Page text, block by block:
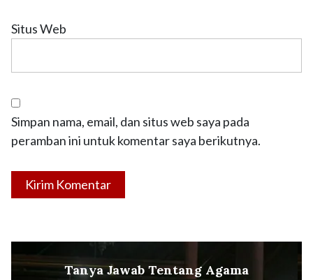
Situs Web
Simpan nama, email, dan situs web saya pada
peramban ini untuk komentar saya berikutnya.
Tanya Jawab Tentang Agama